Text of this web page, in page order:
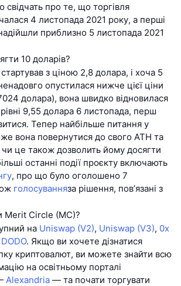
свідчать про те, що торгівля
4 листопада 2021 року, а перші
приблизно 5 листопада 2021
10 доларів?
з ціною 2,8 долара, і хоча 5
опустилася нижче цієї ціни
долара), вона швидко відновилася
рівні 9,55 долара 6 листопада, перш
Тепер найбільше питання у
вона повернутися до свого ATH та
це також дозволить йому досягти
останні події проєкту включають
, про що було оголошено 7
голосуванняза рішення, пов’язані з
Merit Circle (MC)?
на Uniswap (V2), Uniswap (V3), 0x
DODO. Якщо ви хочете дізнатися
криптовалют, ви можете знайти всю
на освітньому порталі
Alexandria — та почати торгувати